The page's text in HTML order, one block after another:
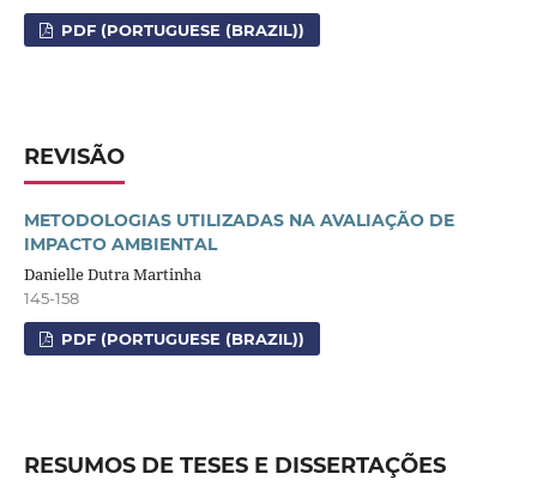
PDF (PORTUGUESE (BRAZIL))
REVISÃO
METODOLOGIAS UTILIZADAS NA AVALIAÇÃO DE
IMPACTO AMBIENTAL
Danielle Dutra Martinha
145-158
PDF (PORTUGUESE (BRAZIL))
RESUMOS DE TESES E DISSERTAÇÕES